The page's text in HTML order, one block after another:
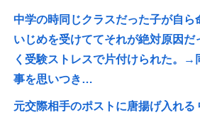
中学の時同じクラスだった子が自ら
いじめを受けててそれが絶対原因だ
く受験ストレスで片付けられた。→
事を思いつき…
元交際相手のポストに唐揚げ入れる